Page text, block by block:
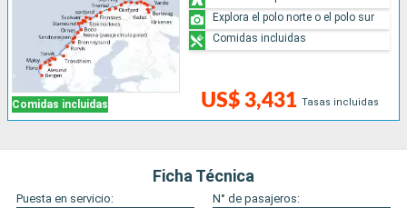
Comidas incluidas US$ 3,431 Tasas incluidas
Explora el polo norte o el polo sur
Comidas incluidas
Ficha Técnica
Puesta en servicio:
N° de pasajeros: